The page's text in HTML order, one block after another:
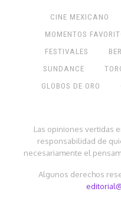
CINE MEXICANO
MOMENTOS
FESTIVALES
SUNDANCE
GLOBOS DE ORO
Las opiniones vertidas
responsabilidad de
necesariamente el
Algunos derechos